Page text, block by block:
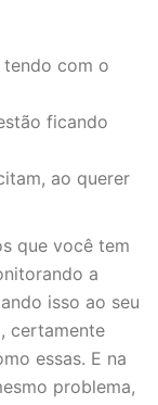
tendo com o
ficando
ao querer
que você tem
a
isso ao seu
certamente
essas. E na
problema,